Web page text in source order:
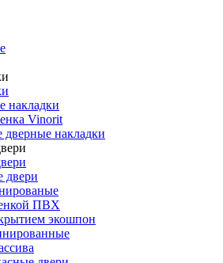
накладки
Vinorit
накладки
двери
ПВХ
экошпон